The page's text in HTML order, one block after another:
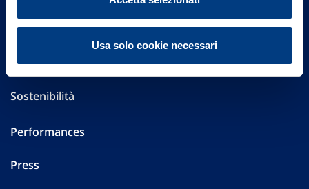
Usa solo cookie necessari
Investor Relations
Altre informazioni
Sostenibilità
Performances
Press